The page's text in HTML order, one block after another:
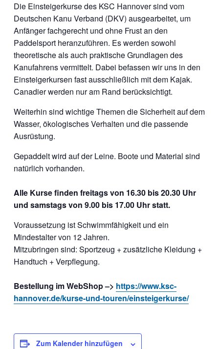
Die Einsteigerkurse des KSC Hannover sind vom
Deutschen Kanu Verband (DKV) ausgearbeitet, um
Anfänger fachgerecht und ohne Frust an den
Paddelsport heranzuführen. Es werden sowohl
theoretische als auch praktische Grundlagen des
Kanufahrens vermittelt. Dabei befassen wir uns in den
Einsteigerkursen fast ausschließlich mit dem Kajak.
Canadier werden nur am Rand berücksichtigt.
Weiterhin sind wichtige Themen die Sicherheit auf dem
Wasser, ökologisches Verhalten und die passende
Ausrüstung.
Gepaddelt wird auf der Leine. Boote und Material sind
natürlich vorhanden.
Alle Kurse finden freitags von 16.30 bis 20.30 Uhr
und samstags von 9.00 bis 17.00 Uhr statt.
Voraussetzung ist Schwimmfähigkeit und ein
Mindestalter von 12 Jahren.
Mitzubringen sind: Sportzeug + zusätzliche Kleidung +
Handtuch + Verpflegung.
Bestellung im WebShop –> https://www.ksc-
hannover.de/kurse-und-touren/einsteigerkurse/
Zum Kalender hinzufügen